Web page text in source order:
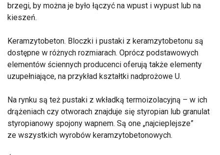
brzegi, by można je było łączyć na wpust i wypust lub na
kieszeń.
Keramzytobeton. Bloczki i pustaki z keramzytobetonu są
dostępne w różnych rozmiarach. Oprócz podstawowych
elementów ściennych producenci oferują także elementy
uzupełniające, na przykład kształtki nadprożowe U.
Na rynku są też pustaki z wkładką termoizolacyjną – w ich
drążeniach czy otworach znajduje się styropian lub granulat
styropianowy spojony wapnem. Są one „najcieplejsze”
ze wszystkich wyrobów keramzytobetonowych.